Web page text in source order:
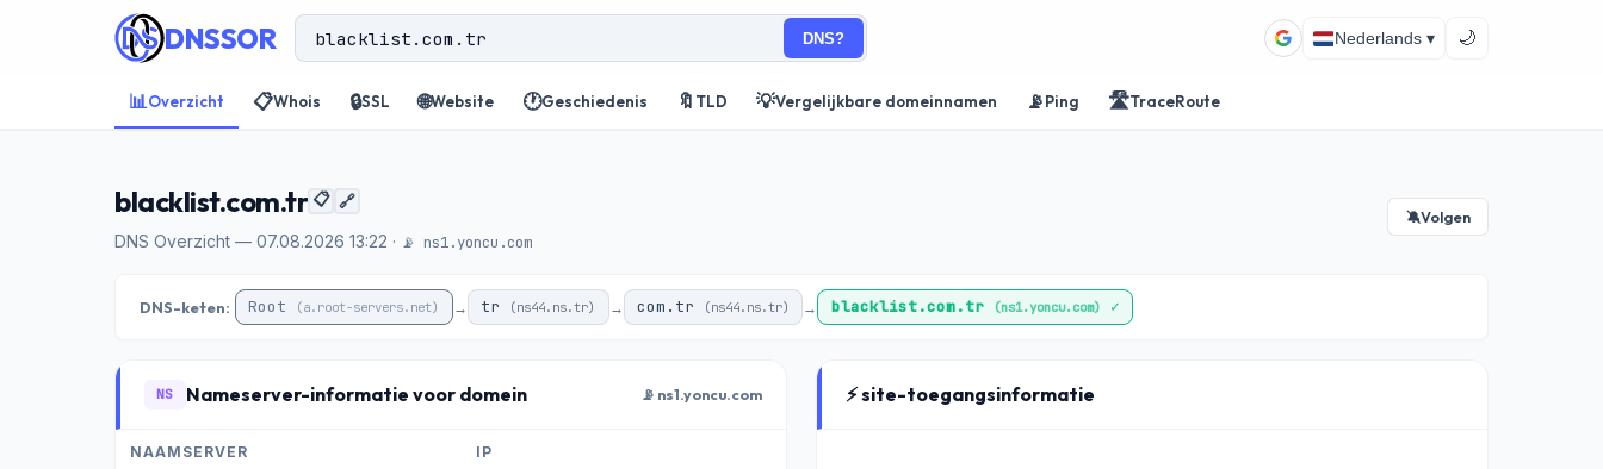
DNSSOR DNS? Nederlands ▾ 🌙
📊Overzicht 📋Whois 🔒SSL 🌐Website 🕐Geschiedenis 🔖 TLD 💡Vergelijkbare domeinnamen 📡Ping 🛣️TraceRoute
blacklist.com.tr 📋 🔗
DNS Overzicht — 07.08.2026 13:22 · 📡 ns1.yoncu.com
🔕Volgen
DNS-keten: Root (a.root-servers.net) → tr (ns44.ns.tr) → com.tr (ns44.ns.tr) → blacklist.com.tr (ns1.yoncu.com) ✓
NS Nameserver-informatie voor domein 📡 ns1.yoncu.com
NAAMSERVER IP
⚡ site-toegangsinformatie